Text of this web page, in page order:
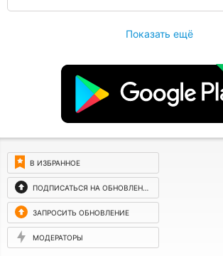
Показать ещё
В ИЗБРАННОЕ
ПОДПИСАТЬСЯ НА ОБНОВЛЕНИЯ
ЗАПРОСИТЬ ОБНОВЛЕНИЕ
МОДЕРАТОРЫ